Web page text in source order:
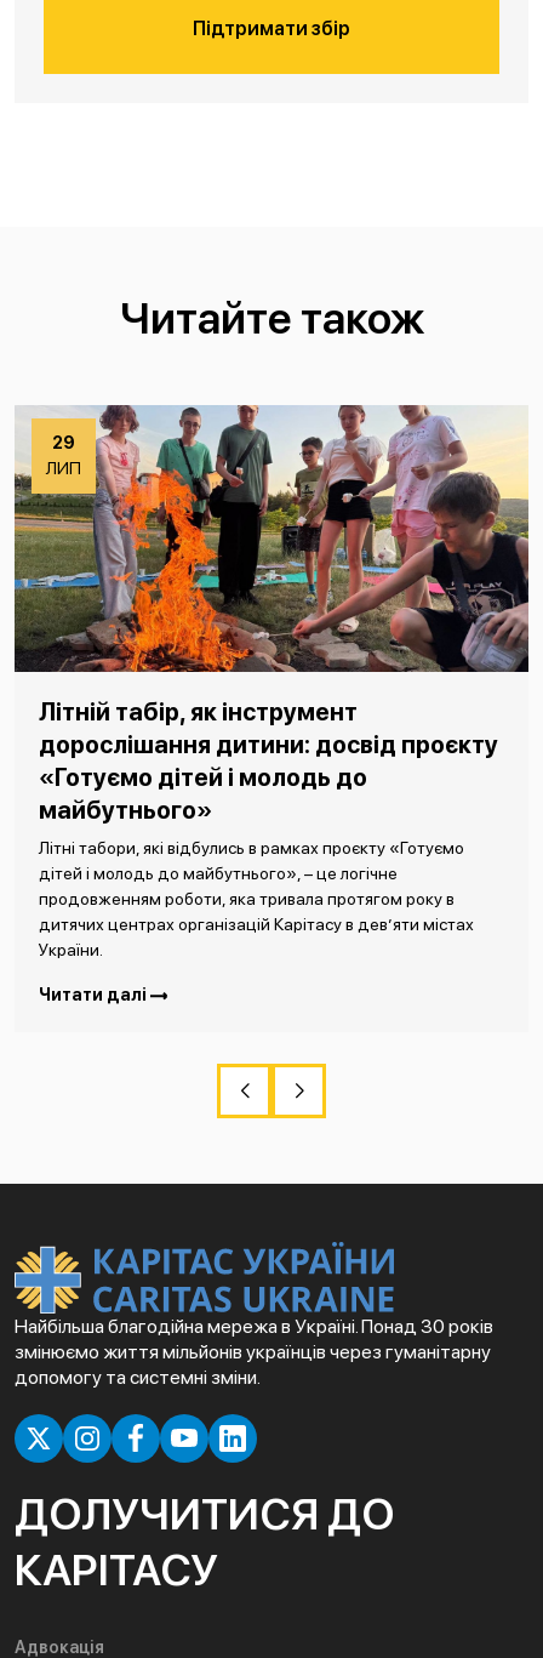
Підтримати збір
Читайте також
29
ЛИП
Літній табір, як інструмент
дорослішання дитини: досвід проєкту
«Готуємо дітей і молодь до
майбутнього»
Літні табори, які відбулись в рамках проєкту «Готуємо
дітей і молодь до майбутнього», – це логічне
продовженням роботи, яка тривала протягом року в
дитячих центрах організацій Карітасу в дев’яти містах
України.
Читати далі
Найбільша благодійна мережа в Україні. Понад 30 років
змінюємо життя мільйонів українців через гуманітарну
допомогу та системні зміни.
ДОЛУЧИТИСЯ ДО
КАРІТАСУ
Адвокація